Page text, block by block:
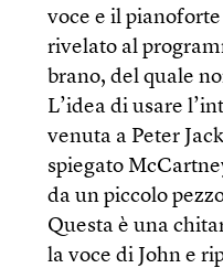
voce e il
rivelato al
brano, del quale
L’idea di usare
venuta a Peter
spiegato
da un piccolo
Questa è una
la voce di John e